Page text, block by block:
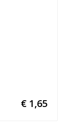
€ 1,65